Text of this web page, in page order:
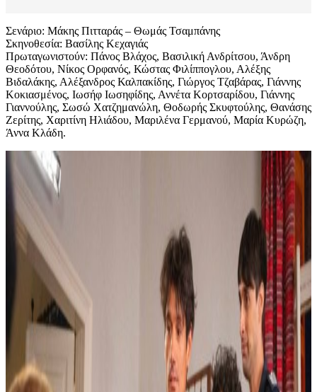
Σενάριο: Μάκης Πιτταράς – Θωμάς Τσαμπάνης
Σκηνοθεσία: Βασίλης Κεχαγιάς
Πρωταγωνιστούν: Πάνος Βλάχος, Βασιλική Ανδρίτσου, Άνδρη
Θεοδότου, Νίκος Ορφανός, Κώστας Φιλίππογλου, Αλέξης
Βιδαλάκης, Αλέξανδρος Καλπακίδης, Γιώργος Τζαβάρας, Γιάννης
Κοκιασμένος, Ιωσήφ Ιωσηφίδης, Αννέτα Κορτσαρίδου, Γιάννης
Γιαννούλης, Σωσώ Χατζημανώλη, Θοδωρής Σκυφτούλης, Θανάσης
Ζερίτης, Χαριτίνη Ηλιάδου, Μαριλένα Γερμανού, Μαρία Κυρώζη,
Άννα Κλάδη.